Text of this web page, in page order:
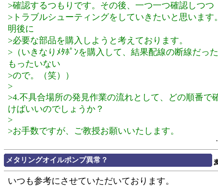
>確認するつもりです。その後、一つ一つ確認しつつ
>トラブルシューティングをしていきたいと思います
明後に
>必要な部品を購入しようと考えております。
>（いきなりﾒﾀﾎﾟﾝを購入して、結果配線の断線だっ
もったいない
>ので。（笑））
>
>4.不具合場所の発見作業の流れとして、どの順番で
けばいいのでしょうか？
>
>お手数ですが、ご教授お願いいたします。
メタリングオイルポンプ異常？
いつも参考にさせていただいております。